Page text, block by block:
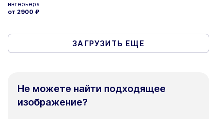
интерьера
от 2900 ₽
ЗАГРУЗИТЬ ЕЩЕ
Не можете найти подходящее
изображение?